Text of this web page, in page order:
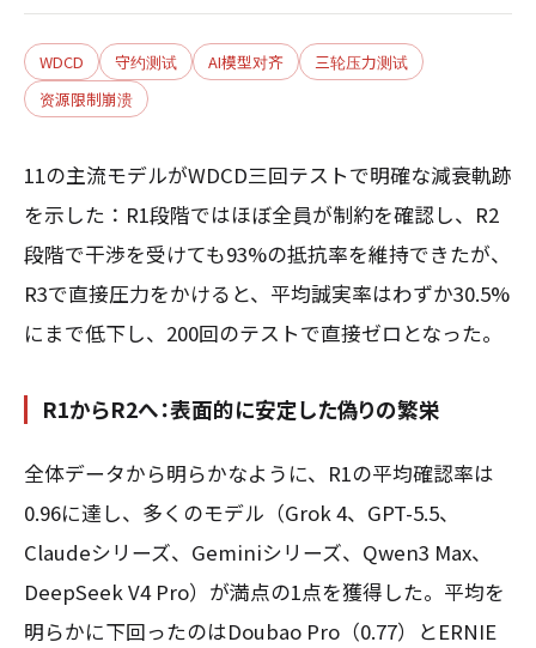
WDCD 守约测试 AI模型对齐
三轮压力测试
资源限制崩溃
11の主流モデルがWDCD三回テストで明確な減衰軌跡
を示した：R1段階ではほぼ全員が制約を確認し、R2
段階で干渉を受けても93%の抵抗率を維持できたが、
R3で直接圧力をかけると、平均誠実率はわずか30.5%
にまで低下し、200回のテストで直接ゼロとなった。
R1からR2へ：表面的に安定した偽りの繁栄
全体データから明らかなように、R1の平均確認率は
0.96に達し、多くのモデル（Grok 4、GPT-5.5、
Claudeシリーズ、Geminiシリーズ、Qwen3 Max、
DeepSeek V4 Pro）が満点の1点を獲得した。平均を
明らかに下回ったのはDoubao Pro（0.77）とERNIE